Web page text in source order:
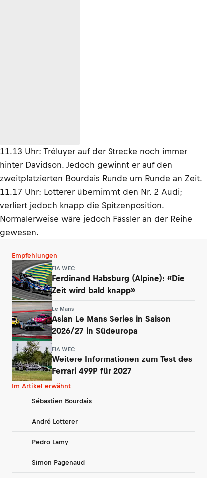
11.13 Uhr: Tréluyer auf der Strecke noch immer
hinter Davidson. Jedoch gewinnt er auf den
zweitplatzierten Bourdais Runde um Runde an Zeit.
11.17 Uhr: Lotterer übernimmt den Nr. 2 Audi;
verliert jedoch knapp die Spitzenposition.
Normalerweise wäre jedoch Fässler an der Reihe
gewesen.
Empfehlungen
FIA WEC
Ferdinand Habsburg (Alpine): «Die
Zeit wird bald knapp»
Le Mans
Asian Le Mans Series in Saison
2026/27 in Südeuropa
FIA WEC
Weitere Informationen zum Test des
Ferrari 499P für 2027
Im Artikel erwähnt
Sébastien Bourdais
André Lotterer
Pedro Lamy
Simon Pagenaud